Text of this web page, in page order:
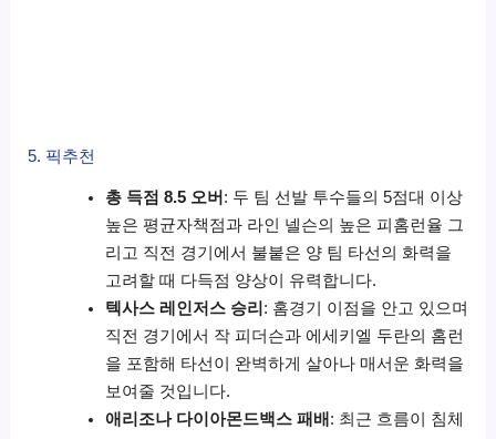
5. 픽추천
총 득점 8.5 오버 : 두 팀 선발 투수들의 5점대 이상
높은 평균자책점과 라인 넬슨의 높은 피홈런율 그
리고 직전 경기에서 불붙은 양 팀 타선의 화력을
고려할 때 다득점 양상이 유력합니다.
텍사스 레인저스 승리 : 홈경기 이점을 안고 있으며
직전 경기에서 작 피더슨과 에세키엘 두란의 홈런
을 포함해 타선이 완벽하게 살아나 매서운 화력을
보여줄 것입니다.
애리조나 다이아몬드백스 패배 : 최근 흐름이 침체